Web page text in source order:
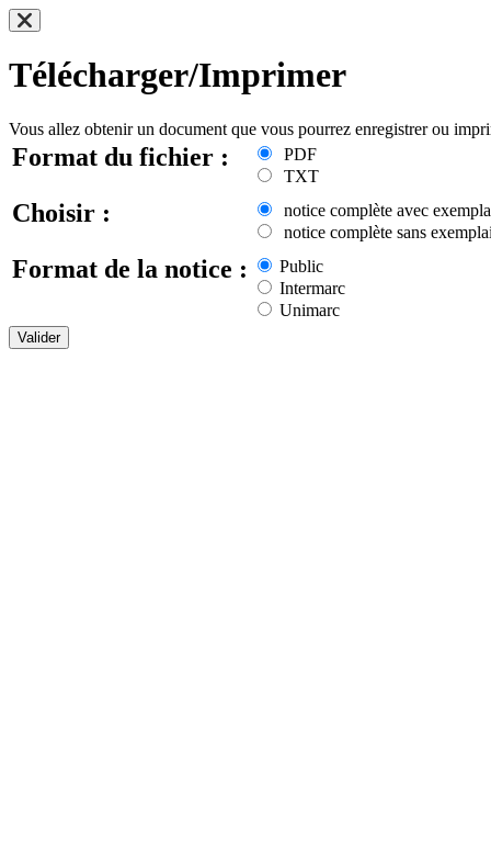
Télécharger/Imprimer
Vous allez obtenir un document que vous pourrez enregistrer ou
Format du fichier :
PDF
TXT
Choisir :
notice complète avec
notice complète sans
Format de la notice :
Public
Intermarc
Unimarc